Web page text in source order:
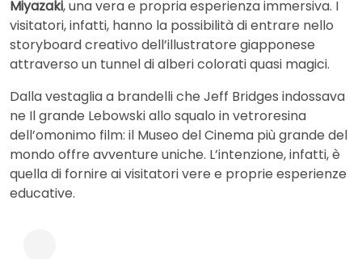
Miyazaki, una vera e propria esperienza immersiva. I
visitatori, infatti, hanno la possibilità di entrare nello
storyboard creativo dell’illustratore giapponese
attraverso un tunnel di alberi colorati quasi magici.
Dalla vestaglia a brandelli che Jeff Bridges indossava
ne Il grande Lebowski allo squalo in vetroresina
dell’omonimo film: il Museo del Cinema più grande del
mondo offre avventure uniche. L’intenzione, infatti, è
quella di fornire ai visitatori vere e proprie esperienze
educative.